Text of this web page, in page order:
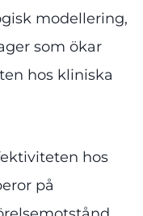
modellering,
som ökar
hos kliniska
hos
på